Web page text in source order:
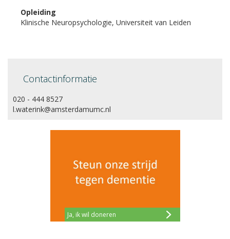
Opleiding
Klinische Neuropsychologie, Universiteit van Leiden
Contactinformatie
020 - 444 8527
l.waterink@amsterdamumc.nl
Ja, ik wil doneren